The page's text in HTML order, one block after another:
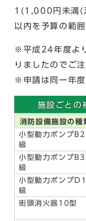
1(1,000円未満(
以内を予算の範
※平成24年度よ
りましたのでご
※申請は同一年度
施設ごとの
消防設備施設の種
小型動力ポンプB2
級
小型動力ポンプB3
級
小型動力ポンプD1
級
街頭消火器10型